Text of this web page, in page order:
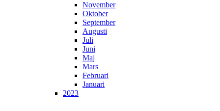
November
Oktober
September
Augusti
Juli
Juni
Maj
Mars
Februari
Januari
2023